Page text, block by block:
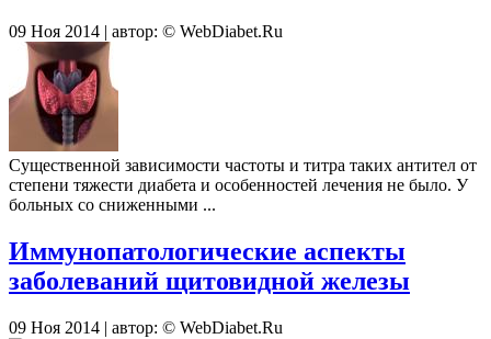
09 Ноя 2014 | автор: © WebDiabet.Ru
Существенной зависимости частоты и титра таких антител от
степени тяжести диабета и особенностей лечения не было. У
больных со сниженными ...
Иммунопатологические аспекты
заболеваний щитовидной железы
09 Ноя 2014 | автор: © WebDiabet.Ru